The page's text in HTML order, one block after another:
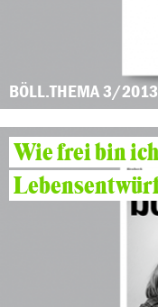
BÖLL.THEMA 3/2013
Wie frei bin